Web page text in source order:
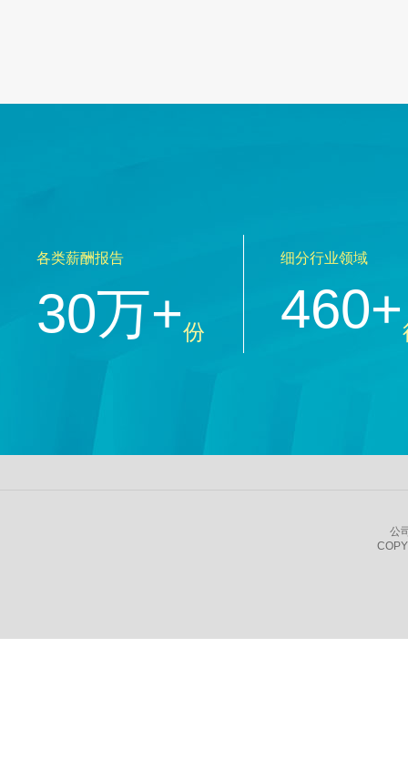
各类薪酬报告
30万+份
细分行业领域
460+
公